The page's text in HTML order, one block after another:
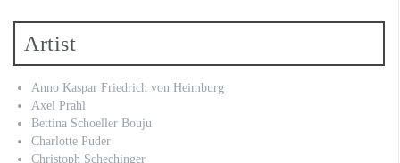
Artist
Anno Kaspar Friedrich von Heimburg
Axel Prahl
Bettina Schoeller Bouju
Charlotte Puder
Christoph Schechinger